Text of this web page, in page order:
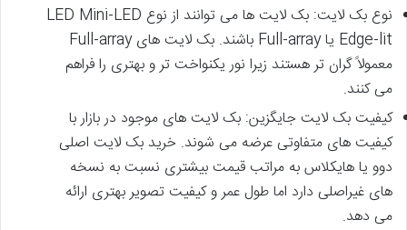
نوع بک لایت: بک لایت ها می توانند از نوع LED Mini-LED
Edge-lit یا Full-array باشند. بک لایت های Full-array
معمولاً گران تر هستند زیرا نور یکنواخت تر و بهتری را فراهم
می کنند.
کیفیت بک لایت جایگزین: بک لایت های موجود در بازار با
کیفیت های متفاوتی عرضه می شوند. خرید بک لایت اصلی
دوو یا هایکلاس به مراتب قیمت بیشتری نسبت به نسخه
های غیراصلی دارد اما طول عمر و کیفیت تصویر بهتری ارائه
می دهد.